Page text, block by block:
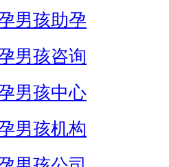
男孩助孕
男孩咨询
男孩中心
男孩机构